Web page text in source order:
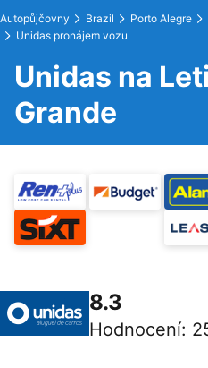
Autopůjčovny Brazil Porto Alegre
Unidas pronájem vozu
Unidas na
Grande
8.3
Hodnocení: